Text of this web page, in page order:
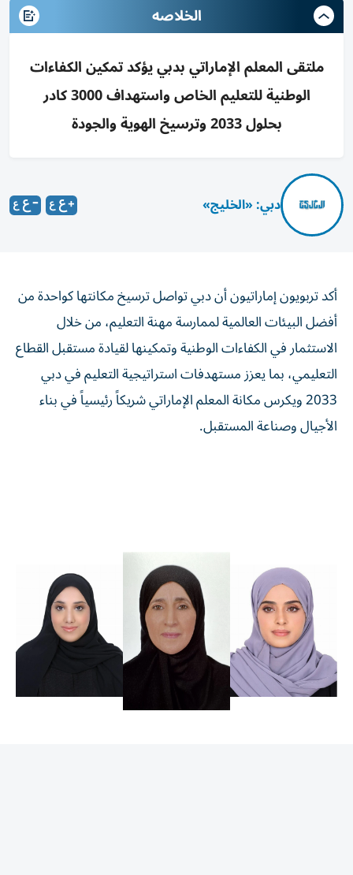
الخلاصه
ملتقى المعلم الإماراتي بدبي يؤكد تمكين الكفاءات
الوطنية للتعليم الخاص واستهداف 3000 كادر
بحلول 2033 وترسيخ الهوية والجودة
دبي: «الخليج»
أكد تربويون إماراتيون أن دبي تواصل ترسيخ مكانتها كواحدة من
أفضل البيئات العالمية لممارسة مهنة التعليم، من خلال
الاستثمار في الكفاءات الوطنية وتمكينها لقيادة مستقبل القطاع
التعليمي، بما يعزز مستهدفات استراتيجية التعليم في دبي
2033 ويكرس مكانة المعلم الإماراتي شريكاً رئيسياً في بناء
الأجيال وصناعة المستقبل.